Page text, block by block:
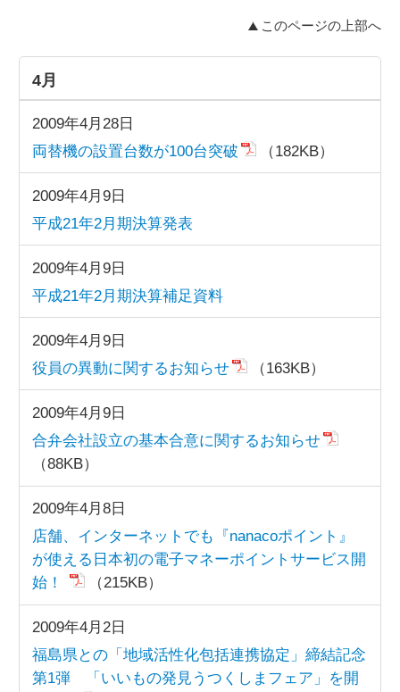
このページの上部へ
4月
2009年4月28日
両替機の設置台数が100台突破
（182KB）
2009年4月9日
平成21年2月期決算発表
2009年4月9日
平成21年2月期決算補足資料
2009年4月9日
役員の異動に関するお知らせ
（163KB）
2009年4月9日
合弁会社設立の基本合意に関するお知らせ
（88KB）
2009年4月8日
店舗、インターネットでも『nanacoポイント』
が使える日本初の電子マネーポイントサービス開
始！
（215KB）
2009年4月2日
福島県との「地域活性化包括連携協定」締結記念
第1弾 「いいもの発見うつくしまフェア」を開